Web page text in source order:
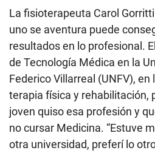
La fisioterapeuta Carol
uno se aventura puede
resultados en lo profesional.
de Tecnología Médica en la
Federico Villarreal (UNFV),
terapia física y rehabilitación,
joven quiso esa profesión y
no cursar Medicina. “Estuve
otra universidad, preferí lo